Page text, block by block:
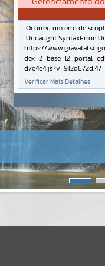
Ocorreu um erro de
Uncaught SyntaxError:
https://
d7e4e4.js?v=912d672d:47
Verificar Mais Detalhes